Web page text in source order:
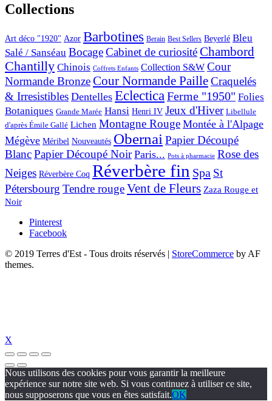
Collections
Art déco "1920" Azor Barbotines Berain Best Sellers Beyerlé Bleu
Salé / Sanséau BocageCabinet de curiositéChambord
Chantilly Chinois Coffrets Enfants Collection S&W Cour
Normande BronzeCour Normande PailleCraquelés
& Irresistibles Dentelles EclecticaFerme "1950" Folies
Botaniques Grande Marée Hansi Henri IV Jeux d'Hiver Libellule
d'après Émile Gallé Lichen Montagne Rouge Montée à l'Alpage
Mégève Méribel Nouveautés ObernaiPapier Découpé
BlancPapier Découpé Noir Paris... Pots à pharmacie Rose des
Neiges Réverbère Coq Réverbère fin Spa St
Pétersbourg Tendre rougeVent de Fleurs Zaza Rouge et
Noir
Pinterest
Facebook
© 2019 Terres d'Est - Tous droits réservés
StoreCommerce by AF
themes.
X
Nous utilisons des cookies pour vous garantir la meilleure
expérience sur notre site web. Si vous continuez à utiliser ce site,
nous supposerons que vous en êtes satisfait.OK